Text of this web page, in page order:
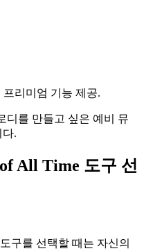
리미엄 기능 제공.
디를 만들고 싶은 예비 뮤
.
All Time 도구 선
구를 선택할 때는 자신의